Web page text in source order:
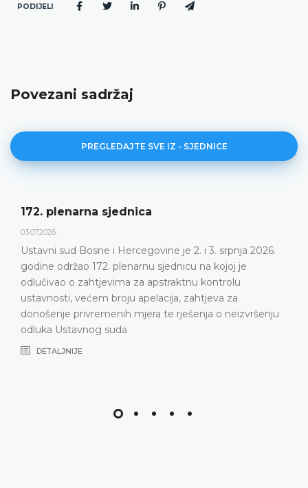
PODIJELI
Povezani sadržaj
PREGLEDAJTE SVE IZ - SJEDNICE
172. plenarna sjednica
03.07.2026.
Ustavni sud Bosne i Hercegovine je 2. i 3. srpnja 2026.
godine održao 172. plenarnu sjednicu na kojoj je
odlučivao o zahtjevima za apstraktnu kontrolu
ustavnosti, većem broju apelacija, zahtjeva za
donošenje privremenih mjera te rješenja o neizvršenju
odluka Ustavnog suda
DETALJNIJE